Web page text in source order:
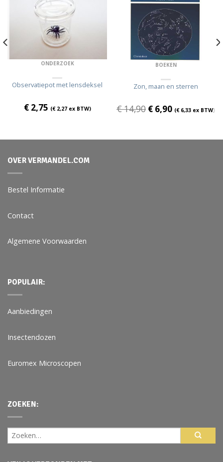
ONDERZOEK
Observatiepot met lensdeksel
€2,75 (€2,27ex BTW)
BOEKEN
Zon, maan en sterren
€14,90 € 6,90 (€6,33 ex BTW)
OVER VERMANDEL.COM
Bestel Informatie
Contact
Algemene Voorwaarden
POPULAIR:
Aanbiedingen
Insectendozen
Euromex Microscopen
ZOEKEN: